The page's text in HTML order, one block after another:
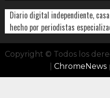
Diario digital independiente,
hecho por periodistas
Copyright © Todos los
ChromeNews